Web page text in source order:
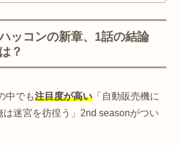
ッコンの新章、1話の結論
？
中でも注目度が高い 「自動販売機に
は迷宮を彷徨う」2nd seasonがつい